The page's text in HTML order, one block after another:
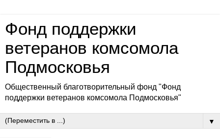
Фонд поддержки
ветеранов комсомола
Подмосковья
Общественный благотворительный фонд "Фонд
поддержки ветеранов комсомола Подмосковья"
▼